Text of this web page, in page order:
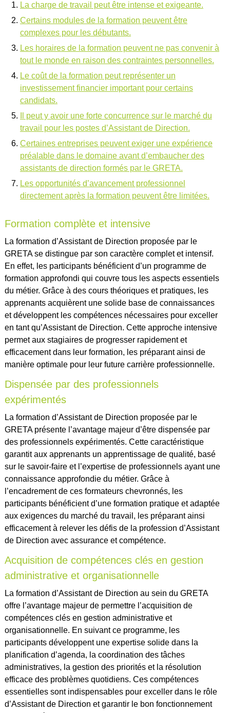
La charge de travail peut être intense et exigeante.
Certains modules de la formation peuvent être
complexes pour les débutants.
Les horaires de la formation peuvent ne pas convenir à
tout le monde en raison des contraintes personnelles.
Le coût de la formation peut représenter un
investissement financier important pour certains
candidats.
Il peut y avoir une forte concurrence sur le marché du
travail pour les postes d’Assistant de Direction.
Certaines entreprises peuvent exiger une expérience
préalable dans le domaine avant d’embaucher des
assistants de direction formés par le GRETA.
Les opportunités d’avancement professionnel
directement après la formation peuvent être limitées.
Formation complète et intensive
La formation d’Assistant de Direction proposée par le
GRETA se distingue par son caractère complet et intensif.
En effet, les participants bénéficient d’un programme de
formation approfondi qui couvre tous les aspects essentiels
du métier. Grâce à des cours théoriques et pratiques, les
apprenants acquièrent une solide base de connaissances
et développent les compétences nécessaires pour exceller
en tant qu’Assistant de Direction. Cette approche intensive
permet aux stagiaires de progresser rapidement et
efficacement dans leur formation, les préparant ainsi de
manière optimale pour leur future carrière professionnelle.
Dispensée par des professionnels
expérimentés
La formation d’Assistant de Direction proposée par le
GRETA présente l’avantage majeur d’être dispensée par
des professionnels expérimentés. Cette caractéristique
garantit aux apprenants un apprentissage de qualité, basé
sur le savoir-faire et l’expertise de professionnels ayant une
connaissance approfondie du métier. Grâce à
l’encadrement de ces formateurs chevronnés, les
participants bénéficient d’une formation pratique et adaptée
aux exigences du marché du travail, les préparant ainsi
efficacement à relever les défis de la profession d’Assistant
de Direction avec assurance et compétence.
Acquisition de compétences clés en gestion
administrative et organisationnelle
La formation d’Assistant de Direction au sein du GRETA
offre l’avantage majeur de permettre l’acquisition de
compétences clés en gestion administrative et
organisationnelle. En suivant ce programme, les
participants développent une expertise solide dans la
planification d’agenda, la coordination des tâches
administratives, la gestion des priorités et la résolution
efficace des problèmes quotidiens. Ces compétences
essentielles sont indispensables pour exceller dans le rôle
d’Assistant de Direction et garantir le bon fonctionnement